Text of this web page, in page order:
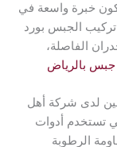
خبرة واسعة في
الجبس بورد
الفاصلة،
جبس بالرياض
لدى شركة أهل
تستخدم أدوات
الرطوبة